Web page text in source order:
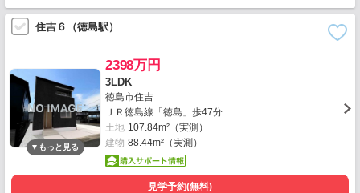
住吉６（徳島駅）
2398万円
3LDK
徳島市住吉
ＪＲ徳島線「徳島」歩47分
土地 107.84m²（実測）
建物 88.44m²（実測）
見学予約(無料)